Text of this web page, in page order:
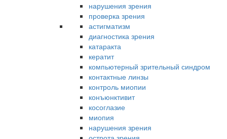
нарушения зрения
проверка зрения
астигматизм
диагностика зрения
катаракта
кератит
компьютерный зрительный синдром
контактные линзы
контроль миопии
конъюнктивит
косоглазие
миопия
нарушения зрения